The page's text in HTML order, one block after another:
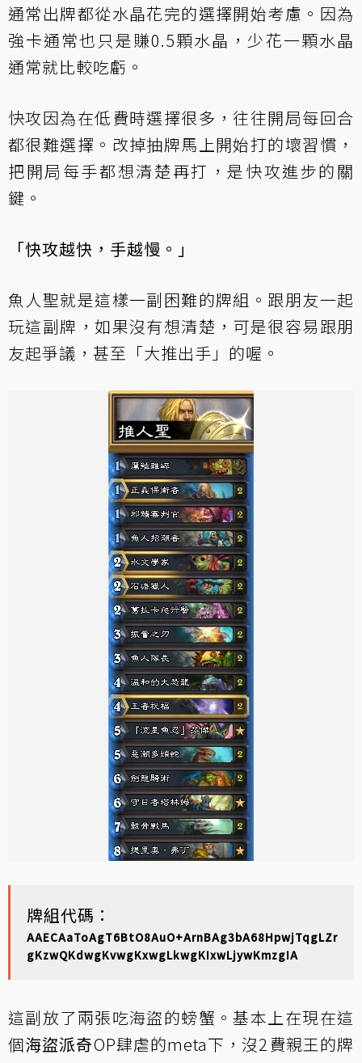
通常出牌都從水晶花完的選擇開始考慮。因為
強卡通常也只是賺0.5顆水晶，少花一顆水晶
通常就比較吃虧。
快攻因為在低費時選擇很多，往往開局每回合
都很難選擇。改掉抽牌馬上開始打的壞習慣，
把開局每手都想清楚再打，是快攻進步的關
鍵。
「快攻越快，手越慢。」
魚人聖就是這樣一副困難的牌組。跟朋友一起
玩這副牌，如果沒有想清楚，可是很容易跟朋
友起爭議，甚至「大推出手」的喔。
牌組代碼：
AAECAaToAgT6BtO8AuO+ArnBAg3bA68HpwjTqgLZr
gKzwQKdwgKvwgKxwgLkwgKIxwLjywKmzgIA
這副放了兩張吃海盜的螃蟹。基本上在現在這
個海盜派奇OP肆虐的meta下，沒2費親王的牌